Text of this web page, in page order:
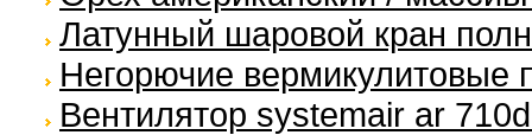
Латунный шаровой кран
Негорючие вермикулитовые
Вентилятор systemair ar